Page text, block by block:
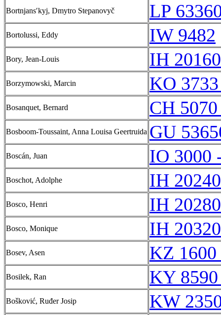
Bortnjansʹkyj, Dmytro Stepanovyč LP
Bortolussi, Eddy IW 9482
Bory, Jean-Louis IH
Borzymowski, Marcin KO
Bosanquet, Bernard CH
Bosboom-Toussaint, Anna Louisa Geertruida GU
Boscán, Juan IO 3000
Boschot, Adolphe IH
Bosco, Henri IH
Bosco, Monique IH
Bosev, Asen KZ
Bosilek, Ran KY
Bošković, Ruđer Josip KW